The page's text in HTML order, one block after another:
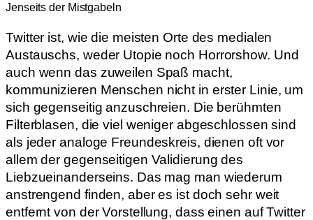
Jenseits der Mistgabeln
Twitter ist, wie die meisten Orte des medialen
Austauschs, weder Utopie noch Horrorshow. Und
auch wenn das zuweilen Spaß macht,
kommunizieren Menschen nicht in erster Linie, um
sich gegenseitig anzuschreien. Die berühmten
Filterblasen, die viel weniger abgeschlossen sind
als jeder analoge Freundeskreis, dienen oft vor
allem der gegenseitigen Validierung des
Liebzueinanderseins. Das mag man wiederum
anstrengend finden, aber es ist doch sehr weit
entfernt von der Vorstellung, dass einen auf Twitter